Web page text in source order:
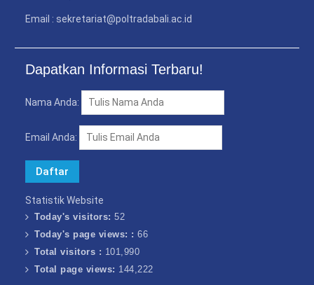
Email : sekretariat@poltradabali.ac.id
Dapatkan Informasi Terbaru!
Nama Anda:
Email Anda:
Statistik Website
Today's visitors:52
Today's page views: :66
Total visitors : 101,990
Total page views: 144,222